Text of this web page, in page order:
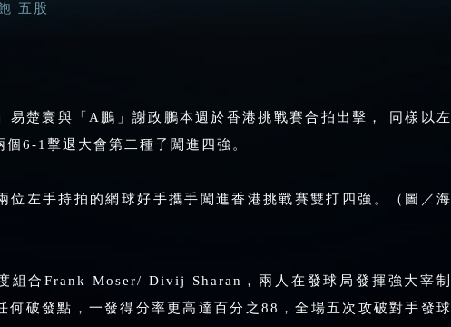
五股
易楚寰與「A鵬」謝政鵬本週於香港挑戰賽合拍出擊， 同樣以左
6-1擊退大會第二種子闖進四強。
位左手持拍的網球好手攜手闖進香港挑戰賽雙打四強。（圖／海
組合Frank Moser/ Divij Sharan，兩人在發球局發揮強大宰制
何破發點，一發得分率更高達百分之88，全場五次攻破對手發球